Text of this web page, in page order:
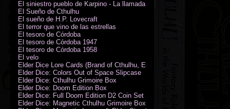
El siniestro pueblo de Karpino - La llamada de Cthulhu
El Sueño de Cthulhu
El sueño de H.P. Lovecraft
El terror que vino de las estrellas
El tesoro de Córdoba
El tesoro de Córdoba 1947
El tesoro de Córdoba 1958
El velo
Elder Dice Lore Cards (Brand of Cthulhu, Elder Sign, Astral Elder Sign)
Elder Dice: Colors Out of Space Slipcase
Elder Dice: Cthulhu Grimoire Box
Elder Dice: Doom Edition Box
Elder Dice: Full Doom Edition D2 Coin Set
Elder Dice: Magnetic Cthulhu Grimoire Box